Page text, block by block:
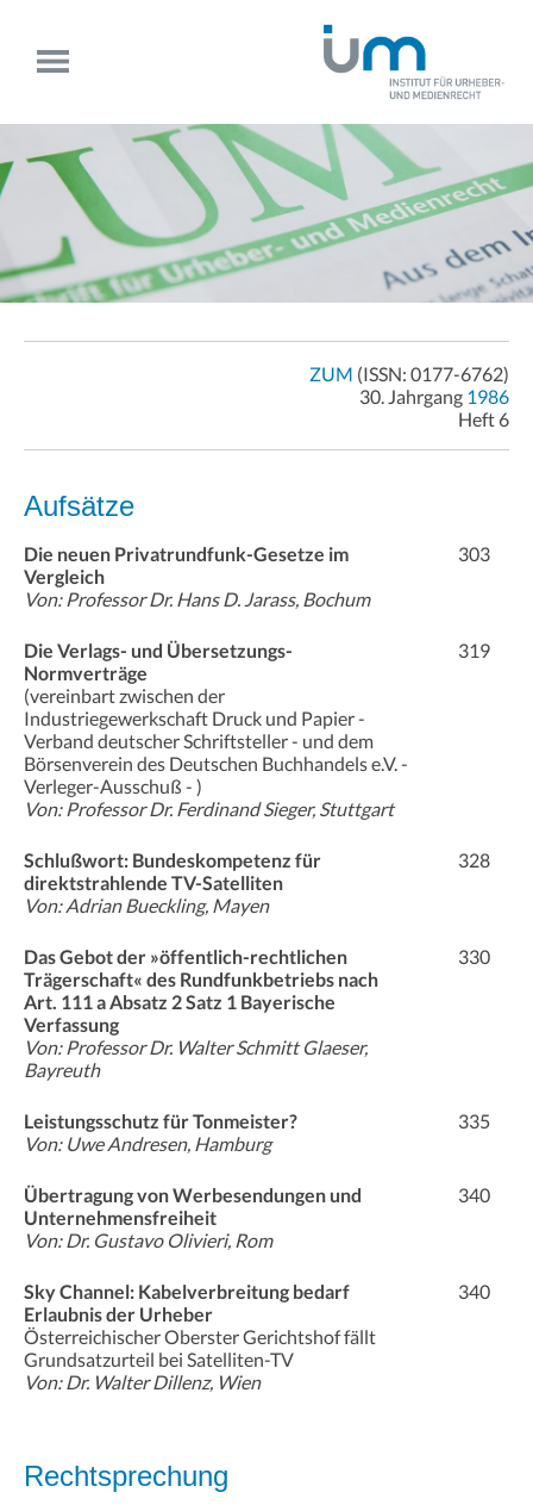
ZUM (ISSN: 0177-6762)
30. Jahrgang 1986
Heft 6
Aufsätze
Die neuen Privatrundfunk-Gesetze im
Vergleich
Von: Professor Dr. Hans D. Jarass, Bochum
303
Die Verlags- und Übersetzungs-
Normverträge
(vereinbart zwischen der
Industriegewerkschaft Druck und Papier -
Verband deutscher Schriftsteller - und dem
Börsenverein des Deutschen Buchhandels e.V. -
Verleger-Ausschuß - )
Von: Professor Dr. Ferdinand Sieger, Stuttgart
319
Schlußwort: Bundeskompetenz für
direktstrahlende TV-Satelliten
Von: Adrian Bueckling, Mayen
328
Das Gebot der »öffentlich-rechtlichen
Trägerschaft« des Rundfunkbetriebs nach
Art. 111 a Absatz 2 Satz 1 Bayerische
Verfassung
Von: Professor Dr. Walter Schmitt Glaeser,
Bayreuth
330
Leistungsschutz für Tonmeister?
Von: Uwe Andresen, Hamburg
335
Übertragung von Werbesendungen und
Unternehmensfreiheit
Von: Dr. Gustavo Olivieri, Rom
340
Sky Channel: Kabelverbreitung bedarf
Erlaubnis der Urheber
Österreichischer Oberster Gerichtshof fällt
Grundsatzurteil bei Satelliten-TV
Von: Dr. Walter Dillenz, Wien
340
Rechtsprechung